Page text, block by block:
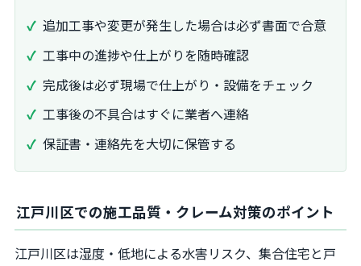
追加工事や変更が発生した場合は必ず書面で合意
工事中の進捗や仕上がりを随時確認
完成後は必ず現場で仕上がり・設備をチェック
工事後の不具合はすぐに業者へ連絡
保証書・連絡先を大切に保管する
江戸川区での施工品質・クレーム対策のポイント
江戸川区は湿度・低地による水害リスク、集合住宅と戸